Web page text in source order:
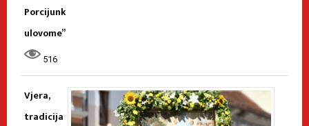
Porcijunk
ulovome”
516
Vjera,
tradicija